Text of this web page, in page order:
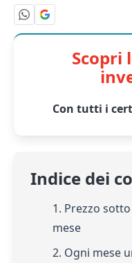
Scopri
Con tutti i
Indice dei
1. Prezzo
mese
2. Ogni mese